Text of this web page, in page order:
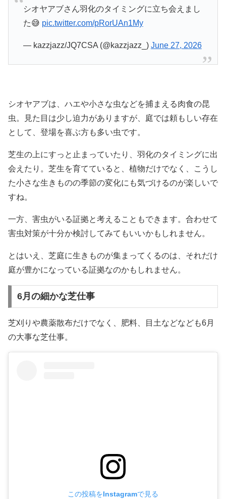
シオヤアブさん羽化のタイミングに立ち会えまし
た😅 pic.twitter.com/pRorUAn1My
— kazzjazz/JQ7CSA (@kazzjazz_) June 27, 2026
シオヤアブは、ハエや小さな虫などを捕まえる肉食の昆
虫。見た目は少し迫力がありますが、庭では頼もしい存在
として、登場を喜ぶ方も多い虫です。
芝生の上にすっと止まっていたり、羽化のタイミングに出
会えたり。芝生を育てていると、植物だけでなく、こうし
た小さな生きものの季節の変化にも気づけるのが楽しいで
すね。
一方、害虫がいる証拠と考えることもできます。合わせて
害虫対策が十分か検討してみてもいいかもしれません。
とはいえ、芝庭に生きものが集まってくるのは、それだけ
庭が豊かになっている証拠なのかもしれません。
6月の細かな芝仕事
芝刈りや農薬散布だけでなく、肥料、目土などなども6月
の大事な芝仕事。
この投稿をInstagramで見る